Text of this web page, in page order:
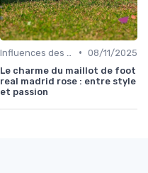
• 08/11/2025
Le charme du maillot de foot
real madrid rose : entre style
et passion